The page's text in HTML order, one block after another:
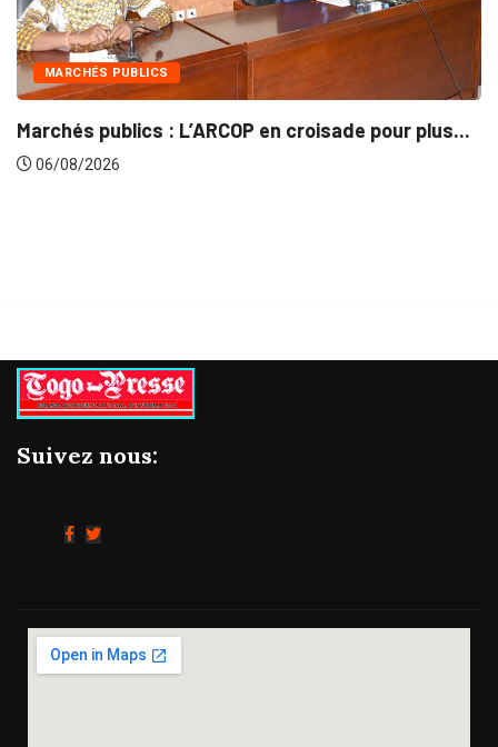
pour plus...
INTÉGRATION RÉGIONALE
Gestion concertée et durable
Suivez nous: